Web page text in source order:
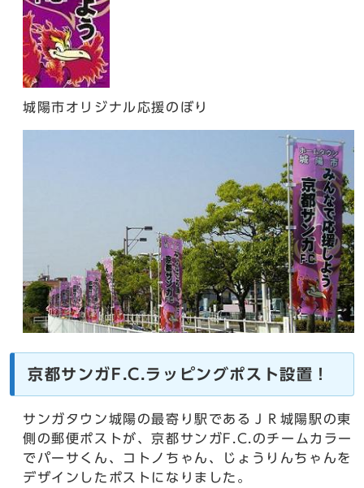
城陽市オリジナル応援のぼり
京都サンガF.C.ラッピングポスト設置！
サンガタウン城陽の最寄り駅であるＪＲ城陽駅の東
側の郵便ポストが、京都サンガF.C.のチームカラー
でパーサくん、コトノちゃん、じょうりんちゃんを
デザインしたポストになりました。